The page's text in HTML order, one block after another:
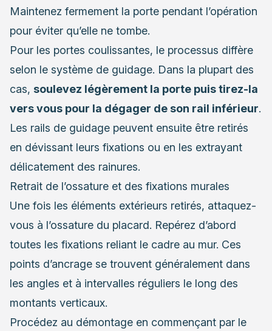
Maintenez fermement la porte pendant l’opération
pour éviter qu’elle ne tombe.
Pour les portes coulissantes, le processus diffère
selon le système de guidage. Dans la plupart des
cas, soulevez légèrement la porte puis tirez-la
vers vous pour la dégager de son rail inférieur.
Les rails de guidage peuvent ensuite être retirés
en dévissant leurs fixations ou en les extrayant
délicatement des rainures.
Retrait de l’ossature et des fixations murales
Une fois les éléments extérieurs retirés, attaquez-
vous à l’ossature du placard. Repérez d’abord
toutes les fixations reliant le cadre au mur. Ces
points d’ancrage se trouvent généralement dans
les angles et à intervalles réguliers le long des
montants verticaux.
Procédez au démontage en commençant par le